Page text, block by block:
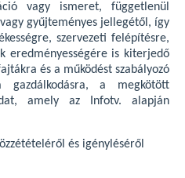
vagy ismeret, függetlenül
gyűjteményes jellegétől, így
szervezeti felépítésre,
eredményességére is kiterjedő
és a működést szabályozó
gazdálkodásra, a megkötött
amely az Infotv. alapján
és igényléséről